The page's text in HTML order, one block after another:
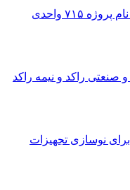
چشم انتظاری ملت در معمایی به نام پروژه ۷۱۵ واحدی
صنعتی راکد و نیمه راکد
100 میلیونی برای نوسازی تجهیزات